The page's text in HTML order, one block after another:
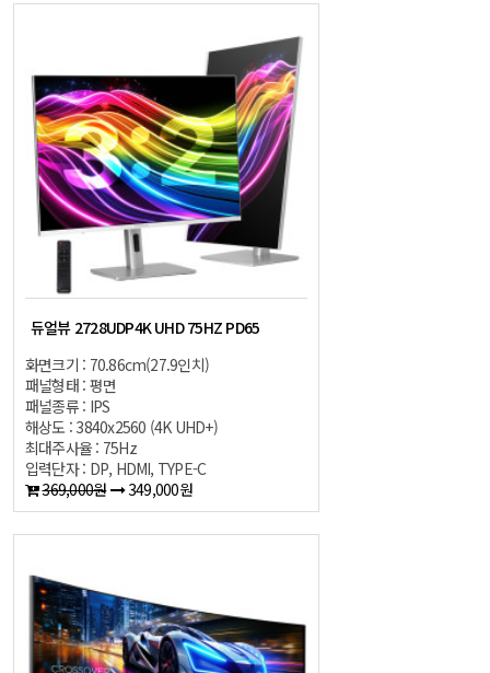
듀얼뷰 2728UDP4K UHD 75HZ PD65
화면크기 : 70.86cm(27.9인치)
패널형태 : 평면
패널종류 : IPS
해상도 : 3840x2560 (4K UHD+)
최대주사율 : 75Hz
입력단자 : DP, HDMI, TYPE-C
369,000원
349,000원